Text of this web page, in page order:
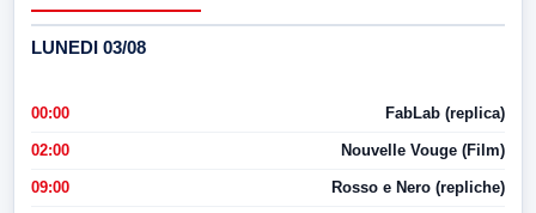
LUNEDI 03/08
00:00 FabLab (replica)
02:00 Nouvelle Vouge (Film)
09:00 Rosso e Nero (repliche)